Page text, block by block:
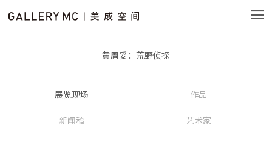
黄周妥：荒野侦探
展览现场 作品
新闻稿 艺术家